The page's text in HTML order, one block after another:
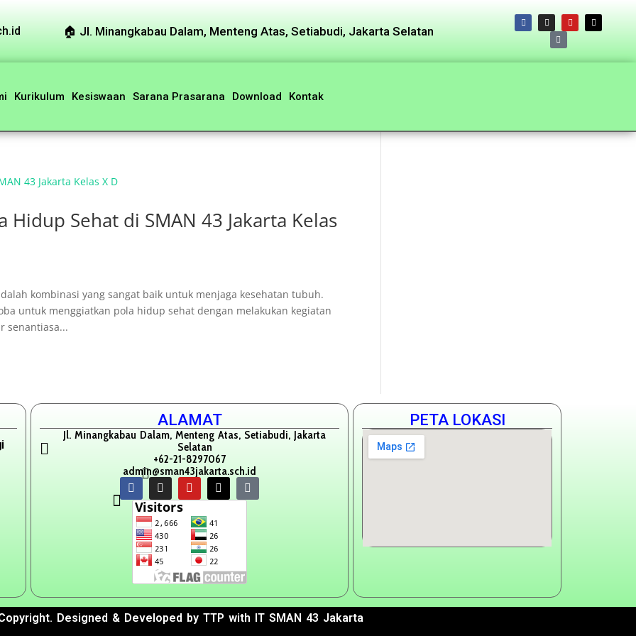
🏠︎ Jl. Minangkabau Dalam, Menteng Atas, Setiabudi, Jakarta Selatan
Kurikulum Kesiswaan Sarana Prasarana Download Kontak
Hidup Sehat di SMAN 43 Jakarta Kelas
kombinasi yang sangat baik untuk menjaga kesehatan tubuh.
untuk menggiatkan pola hidup sehat dengan melakukan kegiatan
senantiasa...
ALAMAT
Jl. Minangkabau Dalam, Menteng Atas, Setiabudi, Jakarta
Selatan
+62-21-8297067
admin@sman43jakarta.sch.id
PETA LOKASI
Designed & Developed by TTP with IT SMAN 43 Jakarta